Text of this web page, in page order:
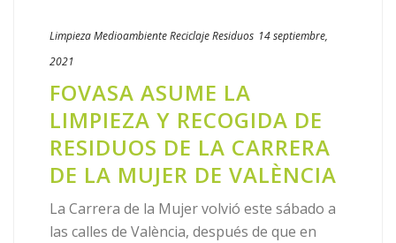
LimpiezaMedioambienteReciclajeResiduos 14 septiembre,
2021
FOVASA ASUME LA
LIMPIEZA Y RECOGIDA DE
RESIDUOS DE LA CARRERA
DE LA MUJER DE VALÈNCIA
La Carrera de la Mujer volvió este sábado a
las calles de València, después de que en